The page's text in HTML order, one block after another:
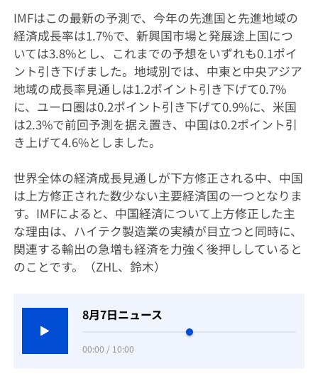
IMFはこの最新の予測で、今年の先進国と先進地域の
経済成長率は1.7%で、新興国市場と発展途上国につ
いては3.8%とし、これまでの予想をいずれも0.1ポイ
ント引き下げました。地域別では、中東と中央アジア
地域の成長率見通しは1.2ポイント引き下げて0.7%
に、ユーロ圏は0.2ポイント引き下げて0.9%に、米国
は2.3%で前回予測を据え置き、中国は0.2ポイント引
き上げて4.6%としました。
世界全体の経済成長見通しが下方修正される中、中国
は上方修正された数少ない主要経済国の一つとなりま
す。IMFによると、中国経済について上方修正した主
な理由は、ハイテク製造業の実績が目立つと同時に、
関連する輸出の急増も経済を力強く後押ししていると
のことです。（ZHL、鈴木）
8月7日ニュース
00:00 / 10:00